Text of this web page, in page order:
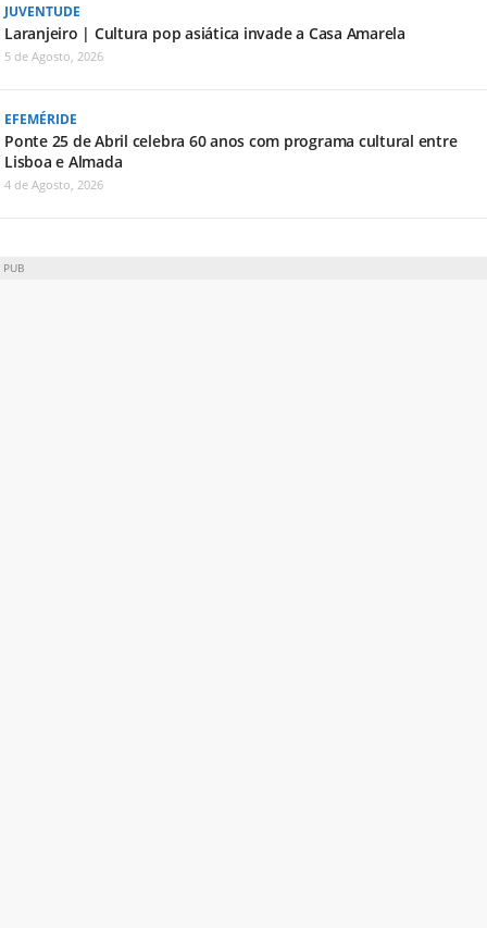
JUVENTUDE
Laranjeiro | Cultura pop asiática invade a Casa Amarela
5 de Agosto, 2026
EFEMÉRIDE
Ponte 25 de Abril celebra 60 anos com programa cultural entre
Lisboa e Almada
4 de Agosto, 2026
PUB